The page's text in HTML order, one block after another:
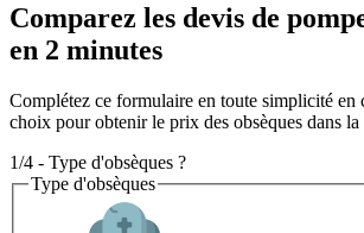
Comparez les devis de
en 2 minutes
Complétez ce formulaire en toute simplicité en
choix pour obtenir le prix des obsèques dans
1/4 - Type d'obsèques ?
Type d'obsèques